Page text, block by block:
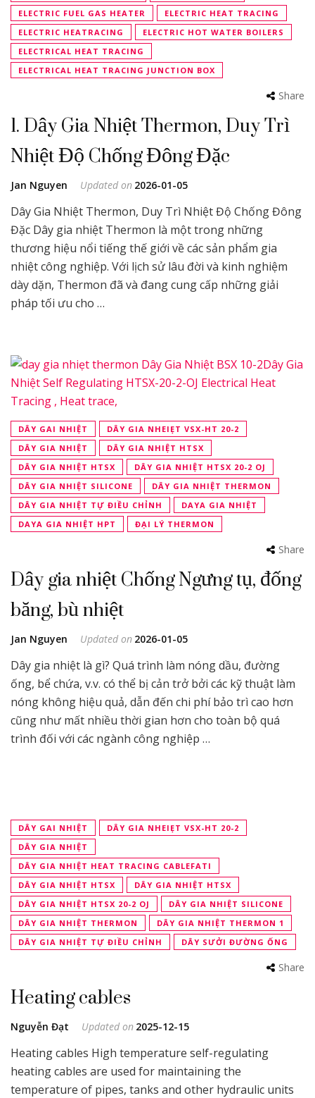
ELECTRIC FUEL GAS HEATER
ELECTRIC HEAT TRACING
ELECTRIC HEATRACING
ELECTRIC HOT WATER BOILERS
ELECTRICAL HEAT TRACING
ELECTRICAL HEAT TRACING JUNCTION BOX
Share
1. Dây Gia Nhiệt Thermon, Duy Trì
Nhiệt Độ Chống Đông Đặc
Jan Nguyen Updated on 2026-01-05
Dây Gia Nhiệt Thermon, Duy Trì Nhiệt Độ Chống Đông
Đặc Dây gia nhiệt Thermon là một trong những
thương hiệu nổi tiếng thế giới về các sản phẩm gia
nhiệt công nghiệp. Với lịch sử lâu đời và kinh nghiệm
dày dặn, Thermon đã và đang cung cấp những giải
pháp tối ưu cho …
DÂY GAI NHIỆT
DÂY GIA NHEIẸT VSX-HT 20-2
DÂY GIA NHIỆT
DÂY GIA NHIỆT HTSX
DÂY GIA NHIỆT HTSX
DÂY GIA NHIỆT HTSX 20-2 OJ
DÂY GIA NHIỆT SILICONE
DÂY GIA NHIỆT THERMON
DÂY GIA NHIỆT TỰ ĐIỀU CHỈNH
DAYA GIA NHIỆT
DAYA GIA NHIỆT HPT
ĐẠI LÝ THERMON
Share
Dây gia nhiệt Chống Ngưng tụ, đống
băng, bù nhiệt
Jan Nguyen Updated on 2026-01-05
Dây gia nhiệt là gì? Quá trình làm nóng dầu, đường
ống, bể chứa, v.v. có thể bị cản trở bởi các kỹ thuật làm
nóng không hiệu quả, dẫn đến chi phí bảo trì cao hơn
cũng như mất nhiều thời gian hơn cho toàn bộ quá
trình đối với các ngành công nghiệp …
DÂY GAI NHIỆT
DÂY GIA NHEIẸT VSX-HT 20-2
DÂY GIA NHIỆT
DÂY GIA NHIỆT HEAT TRACING CABLEFATI
DÂY GIA NHIỆT HTSX
DÂY GIA NHIỆT HTSX
DÂY GIA NHIỆT HTSX 20-2 OJ
DÂY GIA NHIỆT SILICONE
DÂY GIA NHIỆT THERMON
DÂY GIA NHIỆT THERMON 1
DÂY GIA NHIỆT TỰ ĐIỀU CHỈNH
DÂY SƯỞI ĐƯỜNG ỐNG
Share
Heating cables
Nguyễn Đạt Updated on 2025-12-15
Heating cables High temperature self-regulating
heating cables are used for maintaining the
temperature of pipes, tanks and other hydraulic units